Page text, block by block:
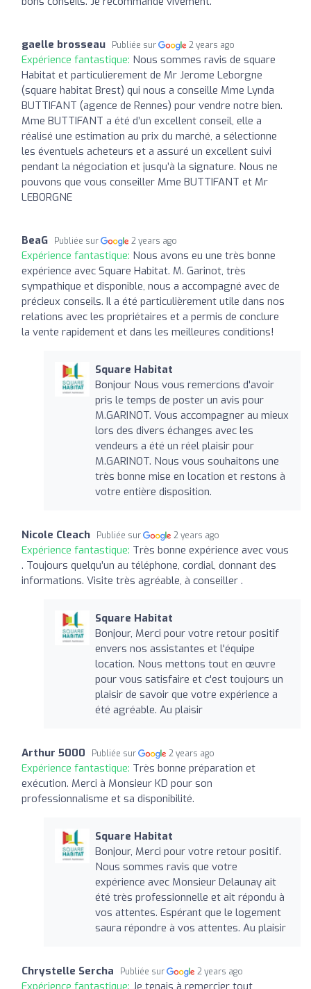
gaelle brosseau Publiée sur 2 years ago
Expérience fantastique: Nous sommes ravis de square
Habitat et particulierement de Mr Jerome Leborgne
(square habitat Brest) qui nous a conseille Mme Lynda
BUTTIFANT (agence de Rennes) pour vendre notre bien.
Mme BUTTIFANT a été d’un excellent conseil, elle a
réalisé une estimation au prix du marché, a sélectionne
les éventuels acheteurs et a assuré un excellent suivi
pendant la négociation et jusqu’à la signature. Nous ne
pouvons que vous conseiller Mme BUTTIFANT et Mr
LEBORGNE
BeaG Publiée sur 2 years ago
Expérience fantastique: Nous avons eu une très bonne
expérience avec Square Habitat. M. Garinot, très
sympathique et disponible, nous a accompagné avec de
précieux conseils. Il a été particulièrement utile dans nos
relations avec les propriétaires et a permis de conclure
la vente rapidement et dans les meilleures conditions!
Square Habitat
Bonjour Nous vous remercions d'avoir
pris le temps de poster un avis pour
M.GARINOT. Vous accompagner au mieux
lors des divers échanges avec les
vendeurs a été un réel plaisir pour
M.GARINOT. Nous vous souhaitons une
très bonne mise en location et restons à
votre entière disposition.
Nicole Cleach Publiée sur 2 years ago
Expérience fantastique: Très bonne expérience avec vous
. Toujours quelqu’un au téléphone, cordial, donnant des
informations. Visite très agréable, à conseiller .
Square Habitat
Bonjour, Merci pour votre retour positif
envers nos assistantes et l'équipe
location. Nous mettons tout en œuvre
pour vous satisfaire et c'est toujours un
plaisir de savoir que votre expérience a
été agréable. Au plaisir
Arthur 5000 Publiée sur 2 years ago
Expérience fantastique: Très bonne préparation et
exécution. Merci à Monsieur KD pour son
professionnalisme et sa disponibilité.
Square Habitat
Bonjour, Merci pour votre retour positif.
Nous sommes ravis que votre
expérience avec Monsieur Delaunay ait
été très professionnelle et ait répondu à
vos attentes. Espérant que le logement
saura répondre à vos attentes. Au plaisir
Chrystelle Sercha Publiée sur 2 years ago
Expérience fantastique: Je tenais à remercier tout